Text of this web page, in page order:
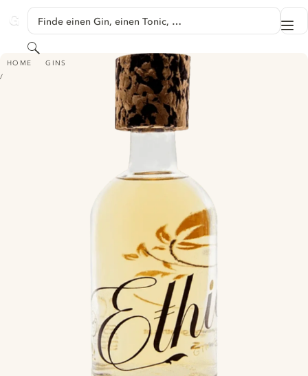
GINVENTORY
Finde einen Gin, einen Tonic, …
Suchen
HOME GINS
GIN ETHIC 48 BOTANICALS